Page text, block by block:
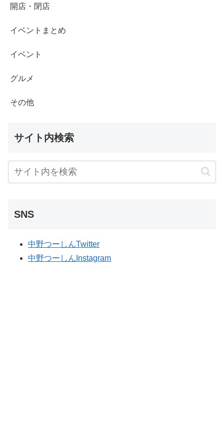
開店・閉店
イベントまとめ
イベント
グルメ
その他
サイト内検索
SNS
中野つーしんTwitter
中野つーしんInstagram